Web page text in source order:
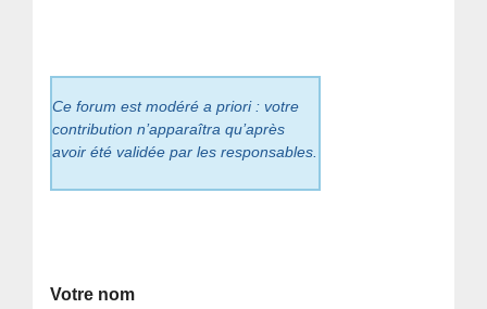
Ce forum est modéré a priori : votre
contribution n’apparaîtra qu’après
avoir été validée par les responsables.
Votre nom